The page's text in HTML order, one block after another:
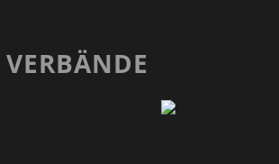
VERBÄNDE